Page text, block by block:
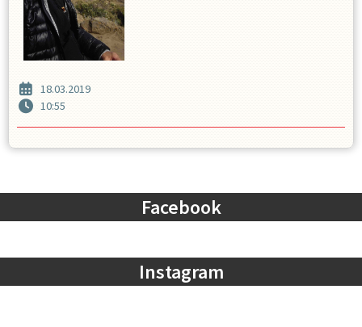
18.03.2019
10:55
Facebook
Instagram